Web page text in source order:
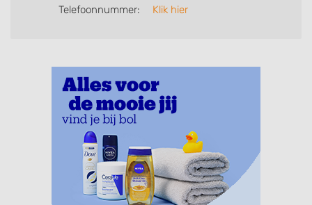
Telefoonnummer:
Klik hier